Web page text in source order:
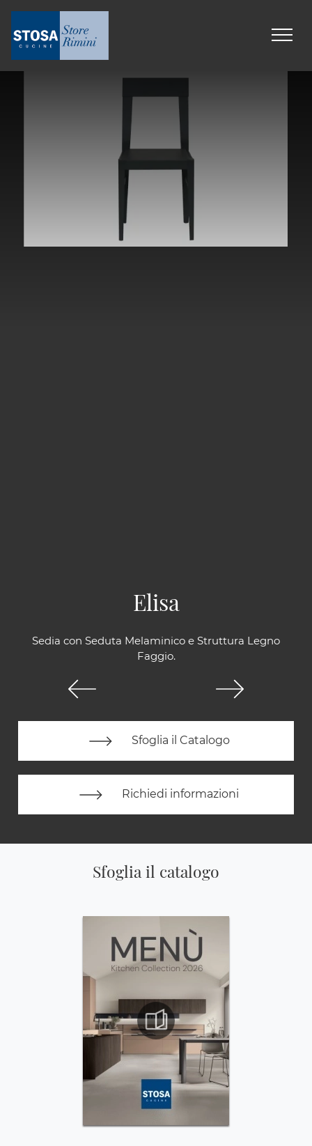
Sedia con Seduta Melaminico e Struttura Legno
Faggio.
Sfoglia il Catalogo
Richiedi informazioni
Elisa
Sfoglia il catalogo